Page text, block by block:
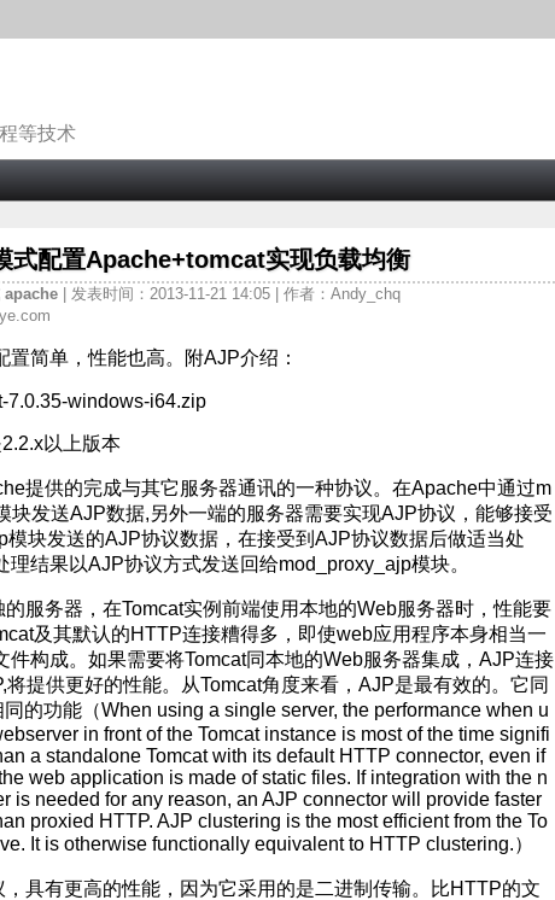
等技术
式配置Apache+tomcat实现负载均衡
apache
| 发表时间：2013-11-21 14:05 | 作者：Andy_chq
置简单，性能也高。附AJP介绍：
7.0.35-windows-i64.zip
以上版本
提供的完成与其它服务器通讯的一种协议。在Apache中通过m
块发送AJP数据,另外一端的服务器需要实现AJP协议，能够接受
模块发送的AJP协议数据，在接受到AJP协议数据后做适当处
理结果以AJP协议方式发送回给mod_proxy_ajp模块。
务器，在Tomcat实例前端使用本地的Web服务器时，性能要
及其默认的HTTP连接糟得多，即使web应用程序本身相当一
件构成。如果需要将Tomcat同本地的Web服务器集成，AJP连接
将提供更好的性能。从Tomcat角度来看，AJP是最有效的。它同
的功能（When using a single server, the performance when u
in front of the Tomcat instance is most of the time signifi
a standalone Tomcat with its default HTTP connector, even if
web application is made of static files. If integration with the n
is needed for any reason, an AJP connector will provide faster
proxied HTTP. AJP clustering is the most efficient from the To
It is otherwise functionally equivalent to HTTP clustering.）
具有更高的性能，因为它采用的是二进制传输。比HTTP的文